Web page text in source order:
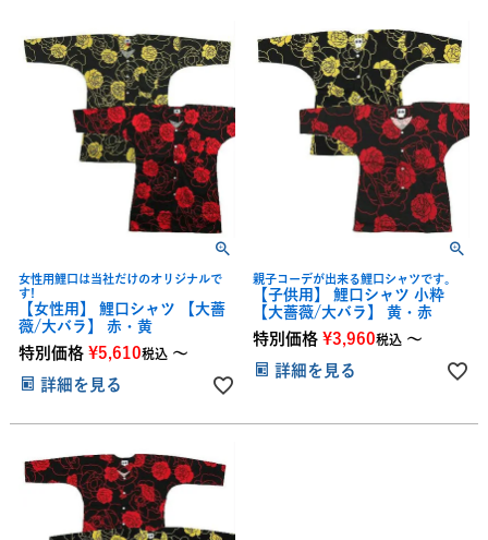
女性用鯉口は当社だけのオリジナルで
す!
【女性用】 鯉口シャツ 【大薔
薇/大バラ】 赤・黄
特別価格 ¥5,610税込 〜
詳細を見る
親子コーデが出来る鯉口シャツです。
【子供用】 鯉口シャツ 小粋
【大薔薇/大バラ】 黄・赤
特別価格 ¥3,960税込 〜
詳細を見る